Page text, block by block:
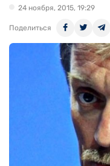
24 ноября, 2015, 19:29
Поделиться